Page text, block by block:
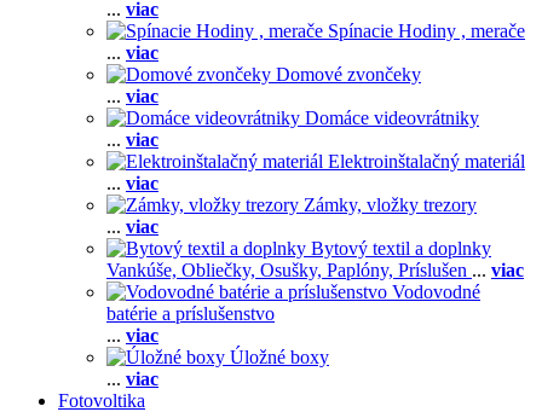
... viac
Spínacie Hodiny , merače
... viac
Domové zvončeky
... viac
Domáce videovrátniky
... viac
Elektroinštalačný materiál
... viac
Zámky, vložky trezory
... viac
Bytový textil a doplnky
Vankúše, Obliečky, Osušky, Paplóny, Príslušen ... viac
Vodovodné
batérie a príslušenstvo
... viac
Úložné boxy
... viac
Fotovoltika